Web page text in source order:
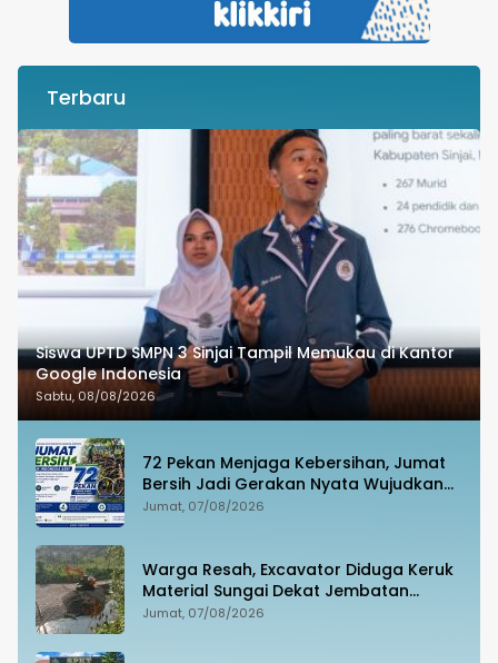
Terbaru
Siswa UPTD SMPN 3 Sinjai Tampil Memukau di Kantor
Google Indonesia
Sabtu, 08/08/2026
72 Pekan Menjaga Kebersihan, Jumat
Bersih Jadi Gerakan Nyata Wujudkan
Jeneponto Bahagia
Jumat, 07/08/2026
Warga Resah, Excavator Diduga Keruk
Material Sungai Dekat Jembatan
Penghubung Luwu Utara–Luwu Timur
Jumat, 07/08/2026